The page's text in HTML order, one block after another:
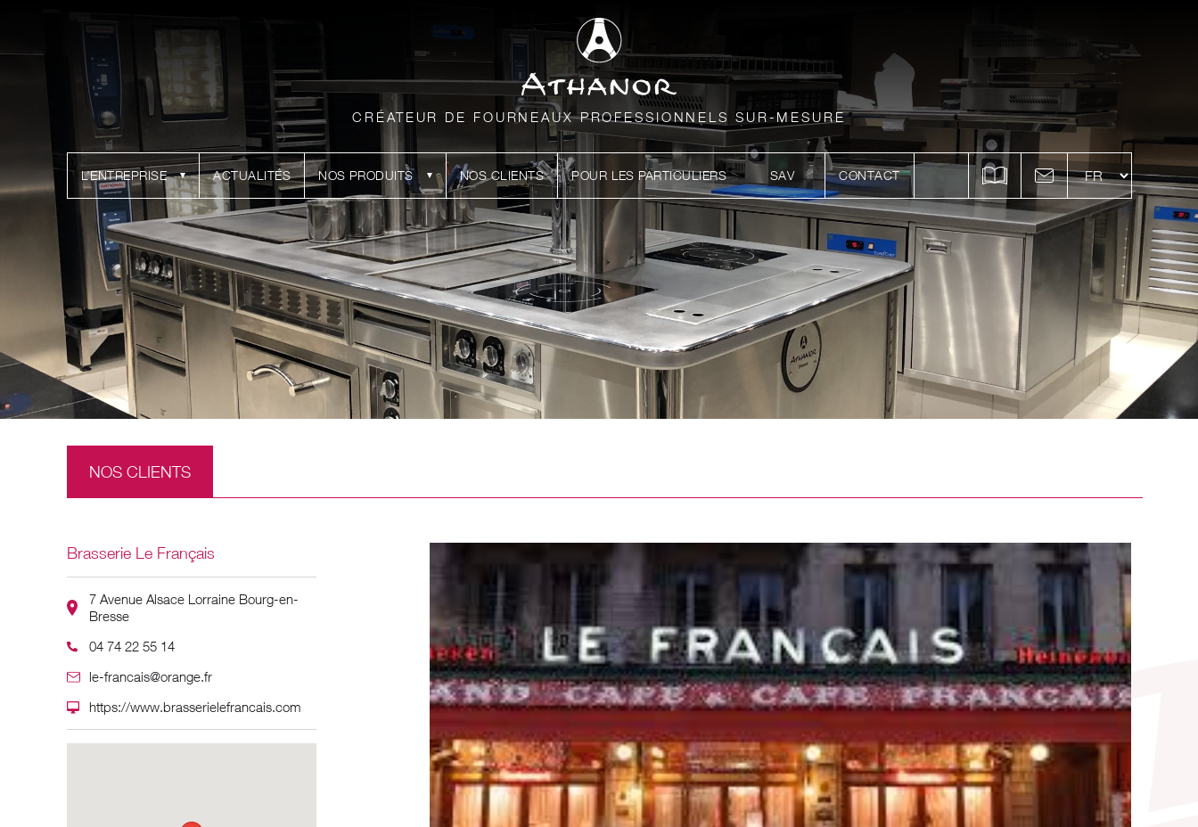
CRÉATEUR DE FOURNEAUX PROFESSIONNELS SUR-MESURE
L’ENTREPRISE ACTUALITÉS NOS PRODUITS NOS CLIENTS POUR LES PARTICULIERS SAV CONTACT
NOS CLIENTS
Brasserie Le Français
7 Avenue Alsace Lorraine Bourg-en-
Bresse
04 74 22 55 14
le-francais@orange.fr
https://www.brasserielefrancais.com